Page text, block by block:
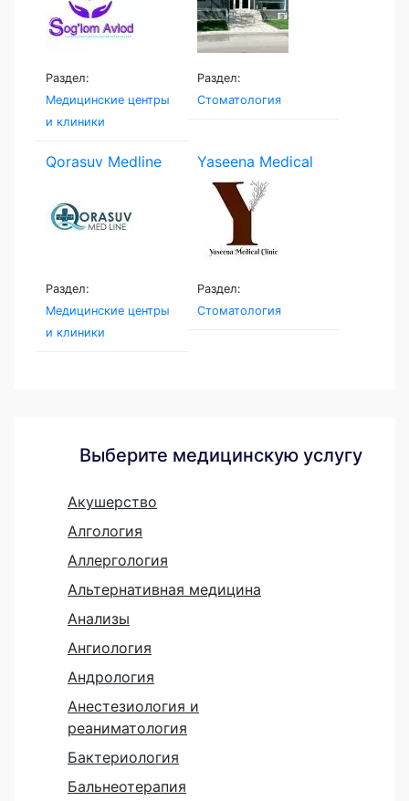
Раздел:
Медицинские центры
и клиники
Раздел:
Стоматология
Qorasuv Medline
Раздел:
Медицинские центры
и клиники
Yaseena Medical
Clinic
Раздел:
Стоматология
Выберите медицинскую услугу
Акушерство
Алгология
Аллергология
Альтернативная медицина
Анализы
Ангиология
Андрология
Анестезиология и
реаниматология
Бактериология
Бальнеотерапия